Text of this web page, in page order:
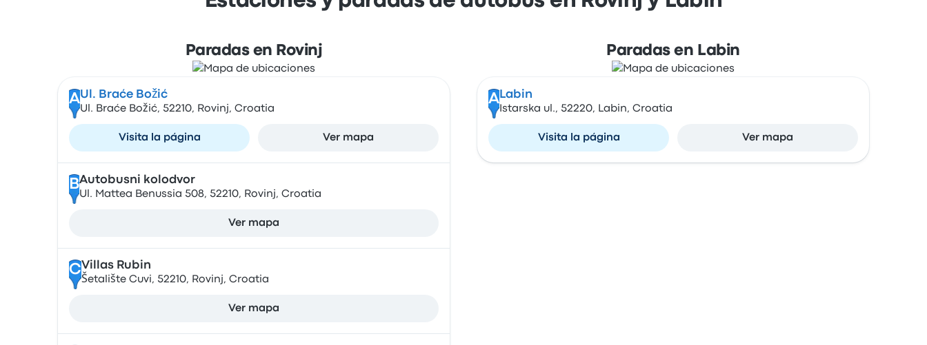
Paradas en Rovinj
AUl. Braće Božić
Ul. Braće Božić, 52210, Rovinj, Croatia
Visita la página Ver mapa
BAutobusni kolodvor
Ul. Mattea Benussia 508, 52210, Rovinj, Croatia
Ver mapa
CVillas Rubin
Šetalište Cuvi, 52210, Rovinj, Croatia
Ver mapa
Paradas en Labin
A Labin
Istarska ul., 52220, Labin, Croatia
Visita la página Ver mapa